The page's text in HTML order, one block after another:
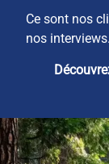
Ce sont nos
nos interviews.